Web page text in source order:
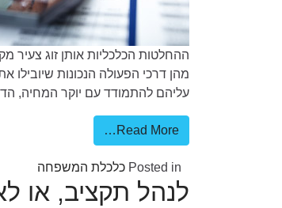
ההחלטות הכלכליות אותן זוג צעיר
מהן דרכי הפעולה הנכונות
עליהם להתמודד עם יוקר המחיה,
Read More…
Posted in כלכלת המשפחה
לנהל תקציב, או